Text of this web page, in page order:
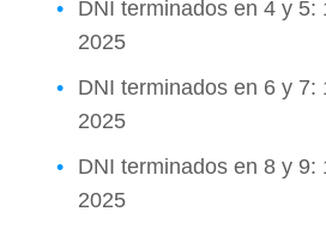
DNI terminados en 4 y 5:
2025
DNI terminados en 6 y 7:
2025
DNI terminados en 8 y 9:
2025